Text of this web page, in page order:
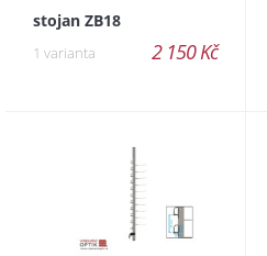
stojan ZB18
1 varianta 2 150 Kč